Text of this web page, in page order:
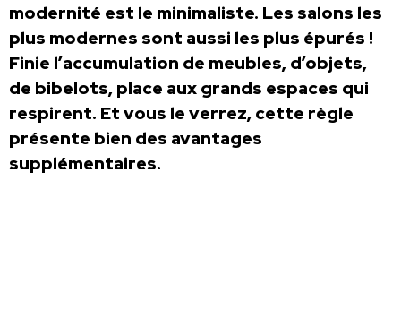
modernité est le minimaliste. Les salons les
plus modernes sont aussi les plus épurés !
Finie l’accumulation de meubles, d’objets,
de bibelots, place aux grands espaces qui
respirent. Et vous le verrez, cette règle
présente bien des avantages
supplémentaires.